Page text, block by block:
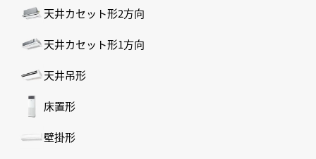
天井カセット形2方向
天井カセット形1方向
天井吊形
床置形
壁掛形